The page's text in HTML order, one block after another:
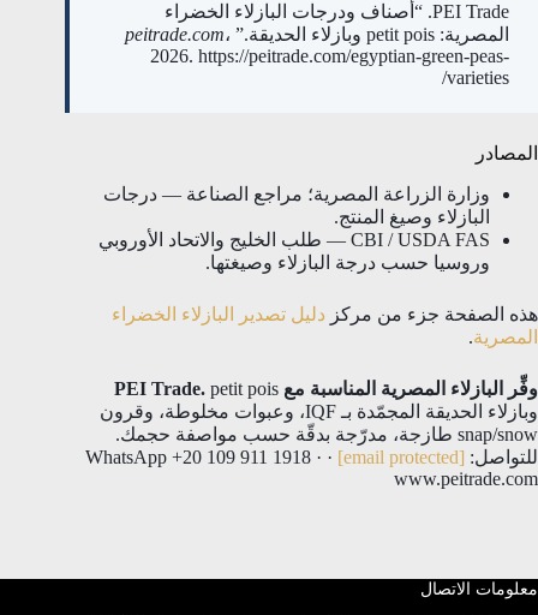
PEI Trade. “أصناف ودرجات البازلاء الخضراء
المصرية: petit pois وبازلاء الحديقة.”
peitrade.com،
2026. https://peitrade.com/egyptian-green-peas-
varieties/
المصادر
وزارة الزراعة المصرية؛ مراجع الصناعة — درجات
البازلاء وصيغ المنتج.
CBI / USDA FAS — طلب الخليج والاتحاد الأوروبي
وروسيا حسب درجة البازلاء وصيغتها.
هذه الصفحة جزء من مركز دليل تصدير البازلاء الخضراء
المصرية.
وفِّر البازلاء المصرية المناسبة مع PEI Trade. petit pois
وبازلاء الحديقة المجمّدة بـ IQF، وعبوات مخلوطة، وقرون
snap/snow طازجة، مدرّجة بدقّة حسب مواصفة حجمك.
للتواصل: [email protected]
· WhatsApp +20 109 911 1918 ·
www.peitrade.com
معلومات الاتصال